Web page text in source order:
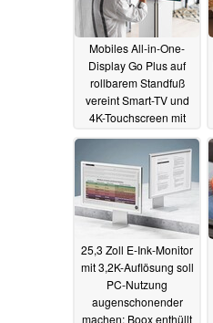
Mobiles All-in-One-
Display Go Plus auf
rollbarem Standfuß
vereint Smart-TV und
4K-Touchscreen mit
12.05.2025
25,3 Zoll E-Ink-Monitor
mit 3,2K-Auflösung soll
PC-Nutzung
augenschonender
machen: Boox enthüllt